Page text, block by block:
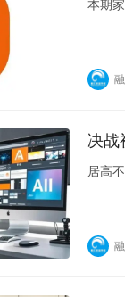
本期
决战
居高